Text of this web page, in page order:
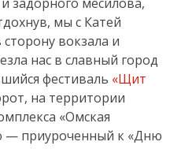
мы с Катей
вокзала и
нас в славный город
фестиваль «Щит
на территории
«Омская
— приуроченный к «Дню